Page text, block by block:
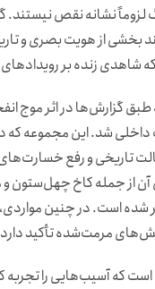
لزوماً نشانه نقص
بخشی از هویت بصری و
شاهدی زنده بر
گزارش‌ها در اثر موج
شد. این مجموعه که در
تاریخی و رفع
آن از جمله کاخ
است. در چنین
مرمت‌شده تأکید
است که آسیب‌هایی را